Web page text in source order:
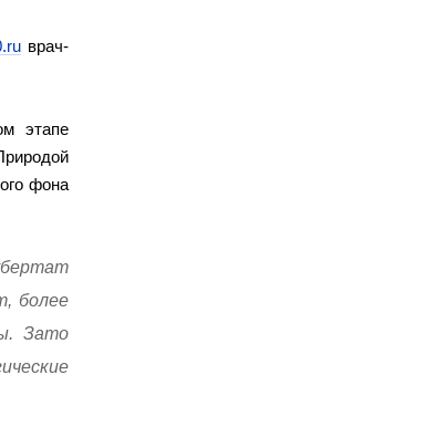
врач-
этапе
фона
более
Зато